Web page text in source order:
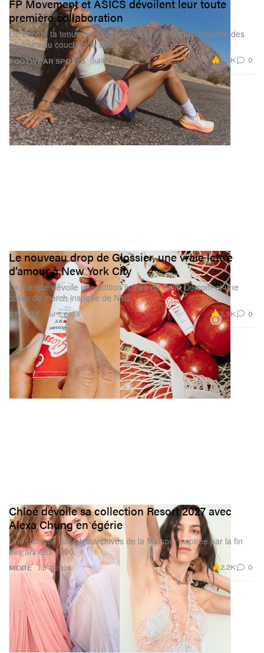
FOOTWEAR SPORTS
FP Movement et ASICS dévoilent leur toute
première collaboration
On booste ta tenue de running avec une collection inspirée des
couleurs du coucher de soleil.
Jul 7, 2026 2.3K 0
BEAUTÉ
Le nouveau drop de Glossier, une vraie lettre
d’amour à New York City
La marque dévoile une édition limitée de Balm Dotcom et une
collec de merch inspirée de NYC.
Jul 7, 2026 3.5K 0
MODE
Chloé dévoile sa collection Resort 2027 avec
Alexa Chung en égérie
Une plongée dans les archives de la Maison, inspirée par la fin
des années 1990.
Jul 7, 2026 2.2K 0